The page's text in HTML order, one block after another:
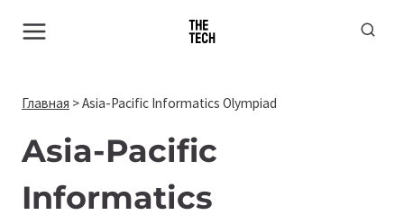
Главная >Asia-Pacific Informatics Olympiad
Asia-Pacific
Informatics